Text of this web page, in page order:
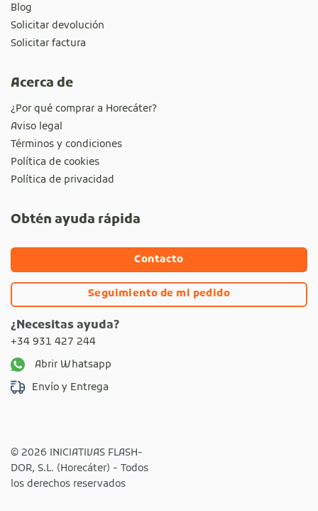
Blog
Solicitar devolución
Solicitar factura
Acerca de
¿Por qué comprar a Horecáter?
Aviso legal
Términos y condiciones
Política de cookies
Política de privacidad
Obtén ayuda rápida
Contacto
Seguimiento de mi pedido
¿Necesitas ayuda?
+34 931 427 244
Abrir Whatsapp
Envío y Entrega
© 2026 INICIATIVAS FLASH-
DOR, S.L. (Horecáter) - Todos
los derechos reservados